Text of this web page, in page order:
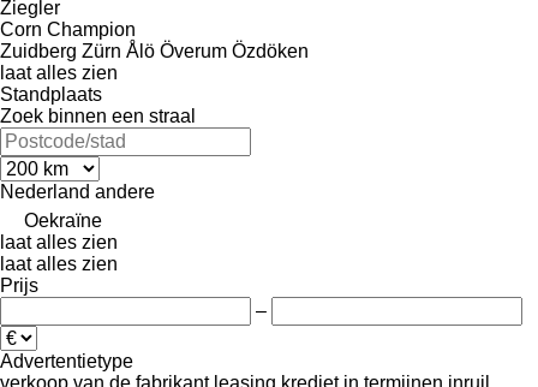
Ziegler
Corn Champion
Zuidberg Zürn Ålö Överum Özdöken
laat alles zien
Standplaats
Zoek binnen een straal
Nederland andere
Oekraïne
laat alles zien
laat alles zien
Prijs
–
Advertentietype
verkoop van de fabrikant leasing krediet in termijnen inruil